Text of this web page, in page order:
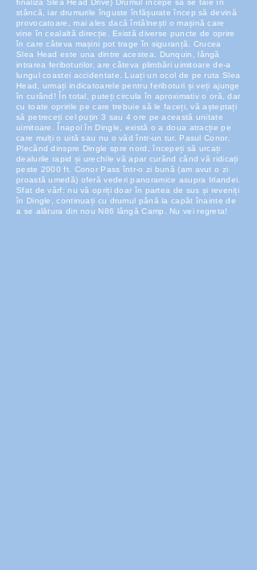
finaliza Slea Head Drive) Drumul începe să se taie în
stâncă, iar drumurile înguste înfășurate încep să devină
provocatoare, mai ales dacă întâlnești o mașină care
vine în cealaltă direcție. Există diverse puncte de oprire
în care câteva mașini pot trage în siguranță. Crucea
Slea Head este una dintre acestea. Dunquin, lângă
intrarea feriboturilor, are câteva plimbări uimitoare de-a
lungul coastei accidentate. Luați un ocol de pe ruta Slea
Head, urmați indicatoarele pentru feriboturi și veți ajunge
în curând! În total, puteți circula în aproximativ o oră, dar
cu toate opririle pe care trebuie să le faceți, vă așteptați
să petreceți cel puțin 3 sau 4 ore pe această unitate
uimitoare. Înapoi în Dingle, există o a doua atracție pe
care mulți o uită sau nu o văd într-un tur. Pasul Conor.
Plecând dinspre Dingle spre nord, începeți să urcați
dealurile rapid și urechile vă apar curând când vă ridicați
peste 2000 ft. Conor Pass într-o zi bună (am avut o zi
proastă umedă) oferă vederi panoramice asupra Irlandei.
Sfat de vârf: nu vă opriți doar în partea de sus și reveniți
în Dingle, continuați cu drumul până la capăt înainte de
a se alătura din nou N86 lângă Camp. Nu vei regreta!